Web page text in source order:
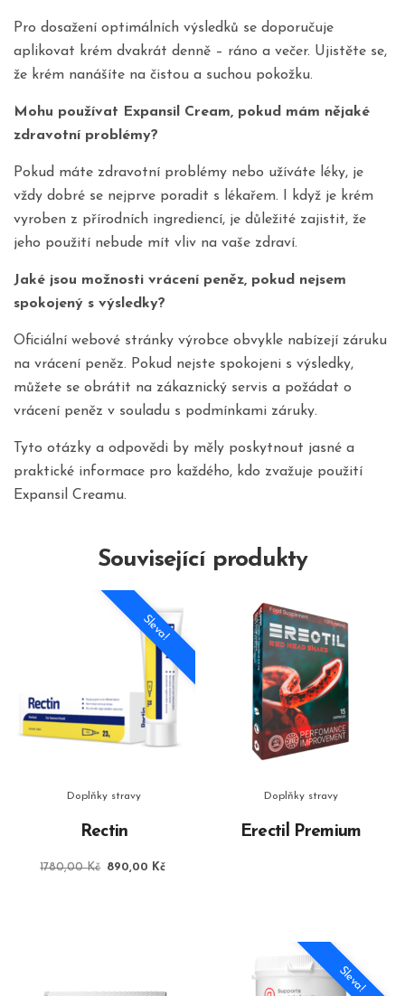
Pro dosažení optimálních výsledků se doporučuje
aplikovat krém dvakrát denně – ráno a večer. Ujistěte se,
že krém nanášíte na čistou a suchou pokožku.
Mohu používat Expansil Cream, pokud mám nějaké
zdravotní problémy?
Pokud máte zdravotní problémy nebo užíváte léky, je
vždy dobré se nejprve poradit s lékařem. I když je krém
vyroben z přírodních ingrediencí, je důležité zajistit, že
jeho použití nebude mít vliv na vaše zdraví.
Jaké jsou možnosti vrácení peněz, pokud nejsem
spokojený s výsledky?
Oficiální webové stránky výrobce obvykle nabízejí záruku
na vrácení peněz. Pokud nejste spokojeni s výsledky,
můžete se obrátit na zákaznický servis a požádat o
vrácení peněz v souladu s podmínkami záruky.
Tyto otázky a odpovědi by měly poskytnout jasné a
praktické informace pro každého, kdo zvažuje použití
Expansil Creamu.
Související produkty
Sleva!
Doplňky stravy
Rectin
1780,00Kč Původní
890,00 Kč
Doplňky stravy
Erectil Premium
Sleva!